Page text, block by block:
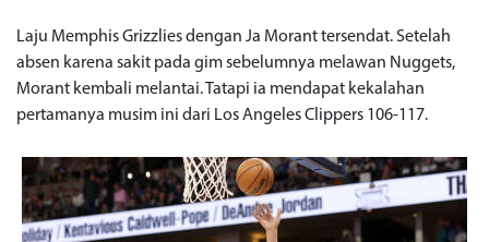
Laju Memphis Grizzlies dengan Ja Morant tersendat. Setelah
absen karena sakit pada gim sebelumnya melawan Nuggets,
Morant kembali melantai. Tatapi ia mendapat kekalahan
pertamanya musim ini dari Los Angeles Clippers 106-117.